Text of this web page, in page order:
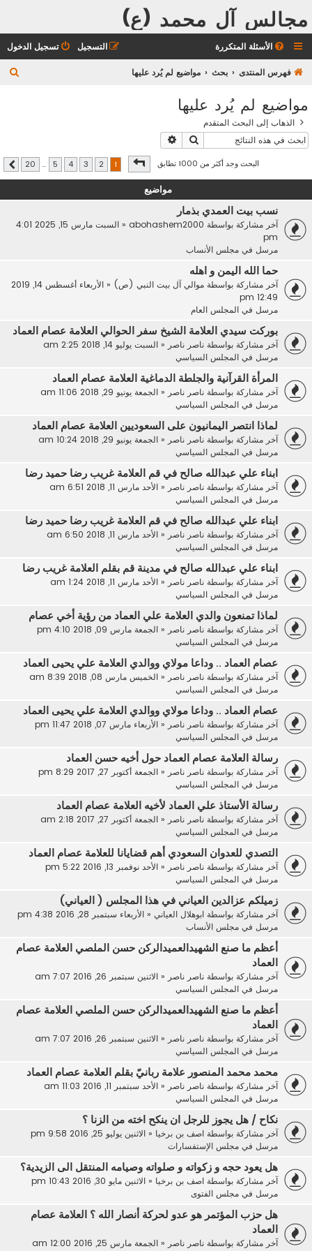
مجالس آل محمد (ع)
الأسئلة المتكررة تسجيل الدخول التسجيل
فهرس المنتدى بحث مواضيع لم يُرد عليها
ب
مواضيع لم يُرد عليها
الذهاب إلى البحث المتقدم
بحث
البحث وجد أكثر من 1000 تطابق صفحة1 من20
2
3
4
5
…
20 التالي
مواضيع
نسب بيت العمدي بذمار
آخر مشاركة بواسطة abohashem2000
«
السبت مارس 15, 2025 4:01
pm
مرسل في مجلس الأنساب
حما الله اليمن و اهله
آخر مشاركة بواسطة موالي آل بيت النبي (ص)«
الأربعاء أغسطس 14, 2019
12:49 pm
مرسل في المجلس العام
بوركت سيدي العلامة الشيخ سفر الحوالي العلامة عصام العماد
آخر مشاركة بواسطة ناصر ناصر« السبت يوليو 14, 2018 2:25 am
مرسل في المجلس السياسي
المرأة القرآنية والجلطة الدماغية العلامة عصام العماد
آخر مشاركة بواسطة ناصر ناصر« الجمعة يونيو 29, 2018 11:06 am
مرسل في المجلس السياسي
لماذا انتصر اليمانيون على السعوديين العلامة عصام العماد
آخر مشاركة بواسطة ناصر ناصر« الجمعة يونيو 29, 2018 10:24 am
مرسل في المجلس السياسي
ابناء علي عبدالله صالح في قم العلامة غريب رضا حميد رضا
آخر مشاركة بواسطة ناصر ناصر« الأحد مارس 11, 2018 6:51 am
مرسل في المجلس السياسي
ابناء علي عبدالله صالح في قم العلامة غريب رضا حميد رضا
آخر مشاركة بواسطة ناصر ناصر« الأحد مارس 11, 2018 6:50 am
مرسل في المجلس السياسي
ابناء علي عبدالله صالح في مدينة قم بقلم العلامة غريب رضا
آخر مشاركة بواسطة ناصر ناصر« الأحد مارس 11, 2018 1:24 am
مرسل في المجلس السياسي
لماذا تمنعون والدي العلامة علي العماد من رؤية أخي عصام
آخر مشاركة بواسطة ناصر ناصر« الجمعة مارس 09, 2018 4:10 pm
مرسل في المجلس السياسي
عصام العماد .. وداعا مولاي ووالدي العلامة علي يحيى العماد
آخر مشاركة بواسطة ناصر ناصر« الخميس مارس 08, 2018 8:39 am
مرسل في المجلس السياسي
عصام العماد .. وداعا مولاي ووالدي العلامة علي يحيى العماد
آخر مشاركة بواسطة ناصر ناصر« الأربعاء مارس 07, 2018 11:47 pm
مرسل في المجلس السياسي
رسالة العلامة عصام العماد حول أخيه حسن العماد
آخر مشاركة بواسطة ناصر ناصر« الجمعة أكتوبر 27, 2017 8:29 pm
مرسل في المجلس السياسي
رسالة الأستاذ علي العماد لأخيه العلامة عصام العماد
آخر مشاركة بواسطة ناصر ناصر« الجمعة أكتوبر 27, 2017 2:18 am
مرسل في المجلس السياسي
التصدي للعدوان السعودي أهم قضايانا للعلامة عصام العماد
آخر مشاركة بواسطة ناصر ناصر« الأحد نوفمبر 13, 2016 5:22 pm
مرسل في المجلس السياسي
زميلكم عزالدين العياني في هذا المجلس ( العياني)
آخر مشاركة بواسطة ابوهلال العياني« الأربعاء سبتمبر 28, 2016 4:38 pm
مرسل في مجلس الأنساب
أعظم ما صنع الشهيدالعميدالركن حسن الملصي العلامة عصام
العماد
آخر مشاركة بواسطة ناصر ناصر« الاثنين سبتمبر 26, 2016 7:07 am
مرسل في المجلس السياسي
أعظم ما صنع الشهيدالعميدالركن حسن الملصي العلامة عصام
العماد
آخر مشاركة بواسطة ناصر ناصر« الاثنين سبتمبر 26, 2016 7:07 am
مرسل في المجلس السياسي
محمد محمد المنصور علامة ربانيّ بقلم العلامة عصام العماد
آخر مشاركة بواسطة ناصر ناصر« الأحد سبتمبر 11, 2016 11:03 am
مرسل في المجلس السياسي
نكاح / هل يجوز للرجل ان ينكح اخته من الزنا ؟
آخر مشاركة بواسطة اصف بن برخيا« الاثنين يوليو 25, 2016 9:58 pm
مرسل في مجلس الإستفسارات
هل يعود حجه و زكواته و صلواته وصيامه المنتقل الى الزيدية؟
آخر مشاركة بواسطة اصف بن برخيا« الاثنين مايو 30, 2016 10:43 pm
مرسل في مجلس الفتوى
هل حزب المؤتمر هو عدو لحركة أنصار الله ؟ العلامة عصام
العماد
آخر مشاركة بواسطة ناصر ناصر« الجمعة مارس 25, 2016 12:00 am